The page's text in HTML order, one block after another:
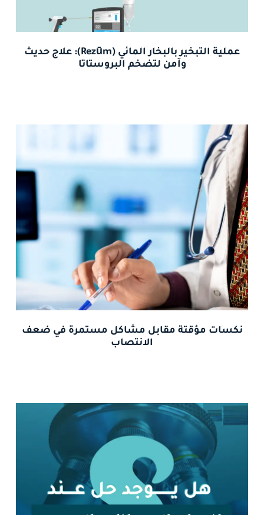
عملية التبخير بالبخار المائي (Rezūm): علاج حديث
وآمن لتضخم البروستاتا
نكسات مؤقتة مقابل مشاكل مستمرة في ضعف
الانتصاب